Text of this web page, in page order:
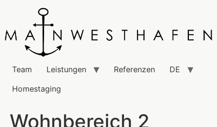
Team Leistungen Referenzen
DE
Homestaging
Wohnbereich 2